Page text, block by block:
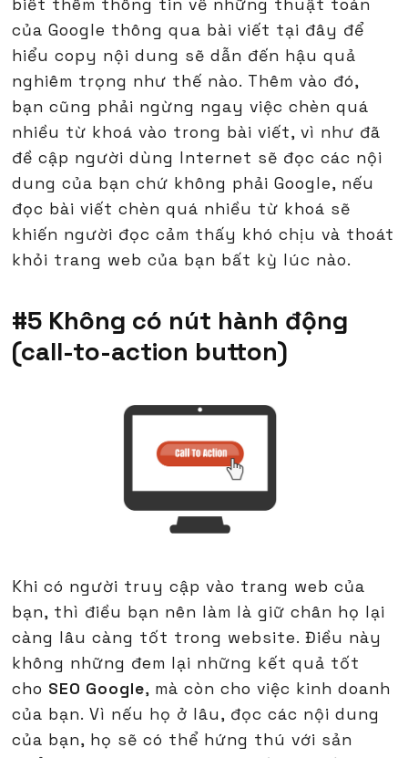
biết thêm thông tin về những thuật toán
của Google thông qua bài viết tại đây để
hiểu copy nội dung sẽ dẫn đến hậu quả
nghiêm trọng như thế nào. Thêm vào đó,
bạn cũng phải ngừng ngay việc chèn quá
nhiều từ khoá vào trong bài viết, vì như đã
đề cập người dùng Internet sẽ đọc các nội
dung của bạn chứ không phải Google, nếu
đọc bài viết chèn quá nhiều từ khoá sẽ
khiến người đọc cảm thấy khó chịu và thoát
khỏi trang web của bạn bất kỳ lúc nào.
#5 Không có nút hành động
(call-to-action button)
Khi có người truy cập vào trang web của
bạn, thì điều bạn nên làm là giữ chân họ lại
càng lâu càng tốt trong website. Điều này
không những đem lại những kết quả tốt
cho SEO Google, mà còn cho việc kinh doanh
của bạn. Vì nếu họ ở lâu, đọc các nội dung
của bạn, họ sẽ có thể hứng thú với sản